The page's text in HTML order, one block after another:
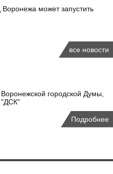
может запустить
все новости
городской Думы,
"ДСК"
Подробнее